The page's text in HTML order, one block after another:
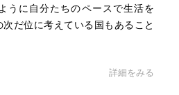
うに自分たちのペースで生活を
だ位に考えている国もあること
詳細をみる